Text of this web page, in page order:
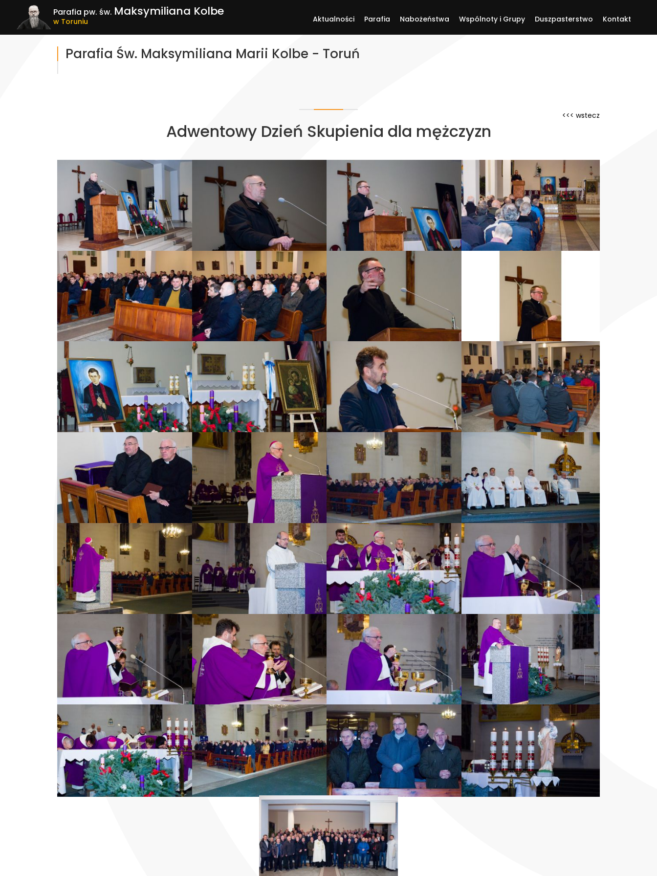
Parafia Św. Maksymiliana Marii Kolbe - Toruń
<<< wstecz
Adwentowy Dzień Skupienia dla mężczyzn
ZOBACZ ZDJĘCIE ZOBACZ ZDJĘCIE ZOBACZ ZDJĘCIE ZOBACZ ZDJĘCIE
ZOBACZ ZDJĘCIE ZOBACZ ZDJĘCIE ZOBACZ ZDJĘCIE ZOBACZ ZDJĘCIE
ZOBACZ ZDJĘCIE ZOBACZ ZDJĘCIE ZOBACZ ZDJĘCIE ZOBACZ ZDJĘCIE
ZOBACZ ZDJĘCIE ZOBACZ ZDJĘCIE ZOBACZ ZDJĘCIE ZOBACZ ZDJĘCIE
ZOBACZ ZDJĘCIE ZOBACZ ZDJĘCIE ZOBACZ ZDJĘCIE ZOBACZ ZDJĘCIE
ZOBACZ ZDJĘCIE ZOBACZ ZDJĘCIE ZOBACZ ZDJĘCIE ZOBACZ ZDJĘCIE
ZOBACZ ZDJĘCIE ZOBACZ ZDJĘCIE ZOBACZ ZDJĘCIE ZOBACZ ZDJĘCIE
ZOBACZ ZDJĘCIE
Parafia pw. św. Maksymiliana Kolbe
w Toruniu Aktualności Parafia Nabożeństwa Wspólnoty i Grupy Duszpasterstwo Kontakt